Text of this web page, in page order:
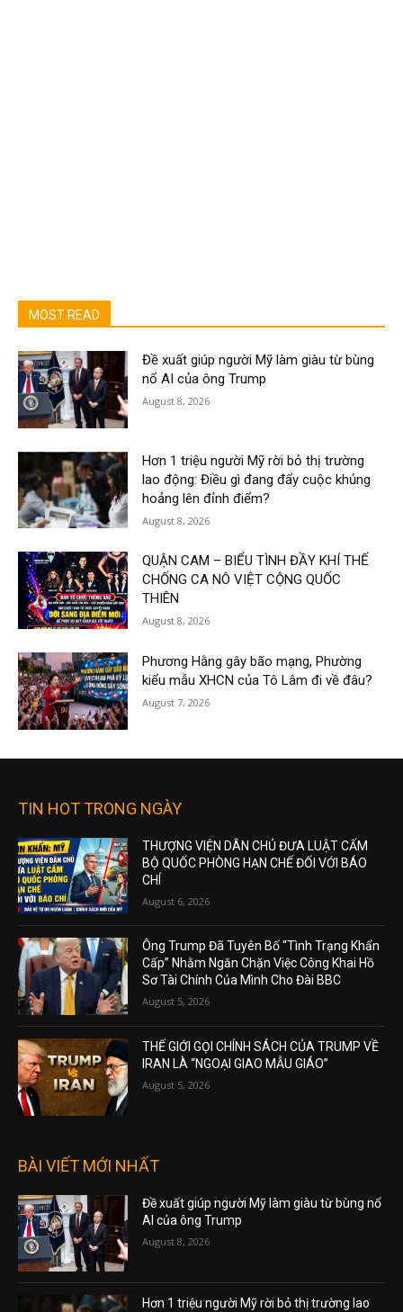
MOST READ
Đề xuất giúp người Mỹ làm giàu từ bùng
nổ AI của ông Trump
August 8, 2026
Hơn 1 triệu người Mỹ rời bỏ thị trường
lao động: Điều gì đang đẩy cuộc khủng
hoảng lên đỉnh điểm?
August 8, 2026
QUẬN CAM – BIỂU TÌNH ĐẦY KHÍ THẾ
CHỐNG CA NÔ VIỆT CỘNG QUỐC
THIÊN
August 8, 2026
Phương Hằng gây bão mạng, Phường
kiểu mẫu XHCN của Tô Lâm đi về đâu?
August 7, 2026
TIN HOT TRONG NGÀY
THƯỢNG VIỆN DÂN CHỦ ĐƯA LUẬT CẤM
BỘ QUỐC PHÒNG HẠN CHẾ ĐỐI VỚI BÁO
CHÍ
August 6, 2026
Ông Trump Đã Tuyên Bố “Tình Trạng Khẩn
Cấp” Nhằm Ngăn Chặn Việc Công Khai Hồ
Sơ Tài Chính Của Mình Cho Đài BBC
August 5, 2026
THẾ GIỚI GỌI CHÍNH SÁCH CỦA TRUMP VỀ
IRAN LÀ “NGOẠI GIAO MẪU GIÁO”
August 5, 2026
BÀI VIẾT MỚI NHẤT
Đề xuất giúp người Mỹ làm giàu từ bùng nổ
AI của ông Trump
August 8, 2026
Hơn 1 triệu người Mỹ rời bỏ thị trường lao